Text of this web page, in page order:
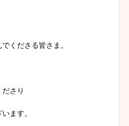
くださる皆さま。
さり
ます。